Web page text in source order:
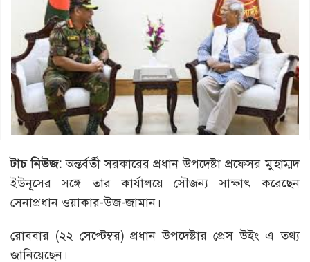
টাচ নিউজ:অন্তর্বর্তী সরকারের প্রধান উপদেষ্টা প্রফেসর মুহাম্মদ
ইউনূসের সঙ্গে তার কার্যালয়ে সৌজন্য সাক্ষাৎ করেছেন
সেনাপ্রধান ওয়াকার-উজ-জামান।
রোববার (২২ সেপ্টেম্বর) প্রধান উপদেষ্টার প্রেস উইং এ তথ্য
জানিয়েছেন।